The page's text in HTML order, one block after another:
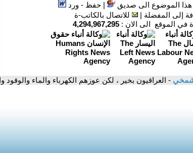
الموضوع الى صديق |حفظ - ورد
إلى المفضلة |
للاتصال بالكاتب-ة
الموقع الى الان : 4,294,967,295
- العراقيون بخير ، لكن عوزهم الكهرباء والماء والوقود